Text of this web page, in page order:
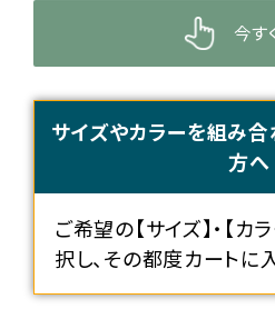
今す
サイズやカラーを組み
方へ
ご希望の【サイズ】・【
択し、その都度カートに